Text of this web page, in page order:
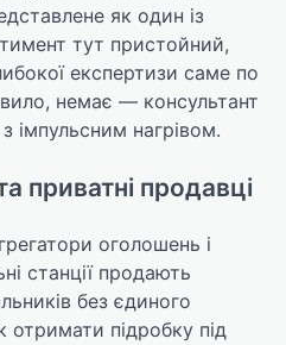
як один із
тут пристойний,
експертизи саме по
немає — консультант
імпульсним нагрівом.
приватні продавці
оголошень і
станції продають
без єдиного
отримати підробку під